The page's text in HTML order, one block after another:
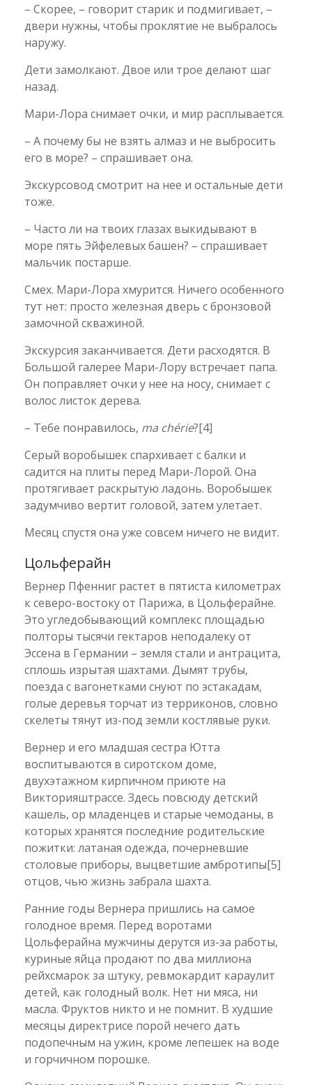
– Скорее, – говорит старик и подмигивает, –
двери нужны, чтобы проклятие не выбралось
наружу.
Дети замолкают. Двое или трое делают шаг
назад.
Мари-Лора снимает очки, и мир расплывается.
– А почему бы не взять алмаз и не выбросить
его в море? – спрашивает она.
Экскурсовод смотрит на нее и остальные дети
тоже.
– Часто ли на твоих глазах выкидывают в
море пять Эйфелевых башен? – спрашивает
мальчик постарше.
Смех. Мари-Лора хмурится. Ничего особенного
тут нет: просто железная дверь с бронзовой
замочной скважиной.
Экскурсия заканчивается. Дети расходятся. В
Большой галерее Мари-Лору встречает папа.
Он поправляет очки у нее на носу, снимает с
волос листок дерева.
– Тебе понравилось, ma chérie?[4]
Серый воробышек спархивает с балки и
садится на плиты перед Мари-Лорой. Она
протягивает раскрытую ладонь. Воробышек
задумчиво вертит головой, затем улетает.
Месяц спустя она уже совсем ничего не видит.
Цольферайн
Вернер Пфенниг растет в пятиста километрах
к северо-востоку от Парижа, в Цольферайне.
Это угледобывающий комплекс площадью
полторы тысячи гектаров неподалеку от
Эссена в Германии – земля стали и антрацита,
сплошь изрытая шахтами. Дымят трубы,
поезда с вагонетками снуют по эстакадам,
голые деревья торчат из терриконов, словно
скелеты тянут из-под земли костлявые руки.
Вернер и его младшая сестра Ютта
воспитываются в сиротском доме,
двухэтажном кирпичном приюте на
Викторияштрассе. Здесь повсюду детский
кашель, ор младенцев и старые чемоданы, в
которых хранятся последние родительские
пожитки: латаная одежда, почерневшие
столовые приборы, выцветшие амбротипы[5]
отцов, чью жизнь забрала шахта.
Ранние годы Вернера пришлись на самое
голодное время. Перед воротами
Цольферайна мужчины дерутся из-за работы,
куриные яйца продают по два миллиона
рейхсмарок за штуку, ревмокардит караулит
детей, как голодный волк. Нет ни мяса, ни
масла. Фруктов никто и не помнит. В худшие
месяцы директрисе порой нечего дать
подопечным на ужин, кроме лепешек на воде
и горчичном порошке.